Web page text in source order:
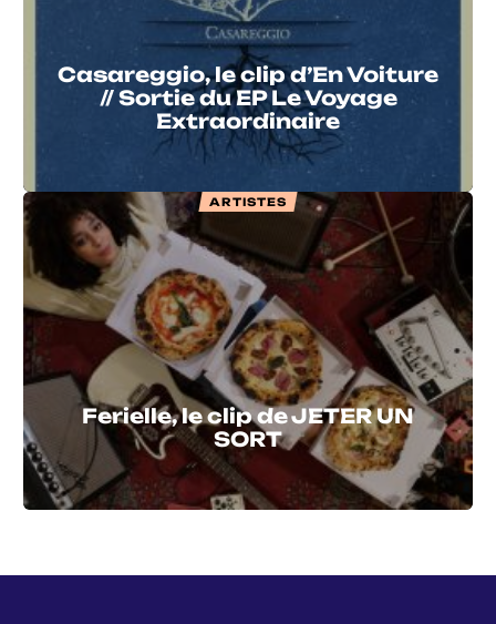
Casareggio, le clip d’En Voiture
// Sortie du EP Le Voyage
Extraordinaire
ARTISTES
Ferielle, le clip de JETER UN
SORT